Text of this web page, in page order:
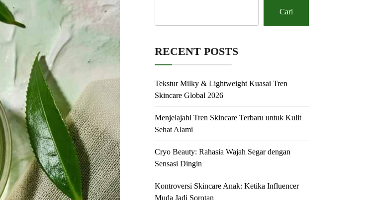
Cari
RECENT POSTS
Tekstur Milky & Lightweight Kuasai Tren
Skincare Global 2026
Menjelajahi Tren Skincare Terbaru untuk Kulit
Sehat Alami
Cryo Beauty: Rahasia Wajah Segar dengan
Sensasi Dingin
Kontroversi Skincare Anak: Ketika Influencer
Muda Jadi Sorotan